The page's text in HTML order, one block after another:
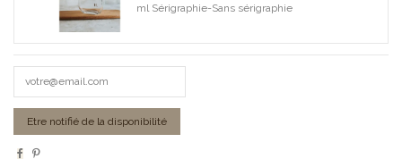
ml Sérigraphie-Sans sérigraphie